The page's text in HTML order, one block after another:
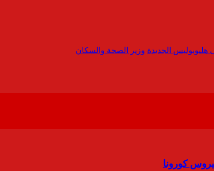
الجديدة وزير الصحة والسكان
كورونا